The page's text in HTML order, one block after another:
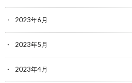
2023年6月
2023年5月
2023年4月